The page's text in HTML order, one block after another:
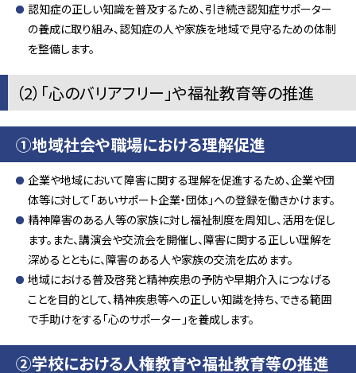
認知症の正しい知識を普及するため、引き続き認知症サポーター
の養成に取り組み、認知症の人や家族を地域で見守るための体制
を整備します。
（2）「心のバリアフリー」や福祉教育等の推進
①地域社会や職場における理解促進
企業や地域において障害に関する理解を促進するため、企業や団
体等に対して「あいサポート企業・団体」への登録を働きかけます。
精神障害のある人等の家族に対し福祉制度を周知し、活用を促し
ます。また、講演会や交流会を開催し、障害に関する正しい理解を
深めるとともに、障害のある人や家族の交流を広めます。
地域における普及啓発と精神疾患の予防や早期介入につなげる
ことを目的として、精神疾患等への正しい知識を持ち、できる範囲
で手助けをする「心のサポーター」を養成します。
②学校における人権教育や福祉教育等の推進